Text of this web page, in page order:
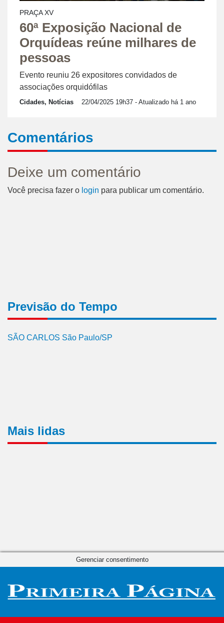
PRAÇA XV
60ª Exposição Nacional de
Orquídeas reúne milhares de
pessoas
Evento reuniu 26 expositores convidados de
associações orquidófilas
Cidades, Notícias 22/04/2025 19h37 - Atualizado há 1 ano
Comentários
Deixe um comentário
Você precisa fazer o login para publicar um comentário.
Previsão do Tempo
SÃO CARLOS São Paulo/SP
Mais lidas
Gerenciar consentimento